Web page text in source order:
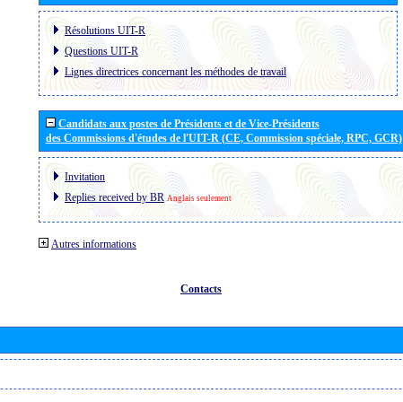
Résolutions UIT-R
Questions UIT-R
Lignes directrices concernant les méthodes de travail
Candidats aux postes de Présidents et de Vice-Présidents
des Commissions d'études de l'UIT-R (CE, Commission spéciale, RPC, GCR)
Invitation
Replies received by BR Anglais seulement
Autres informations
Contacts